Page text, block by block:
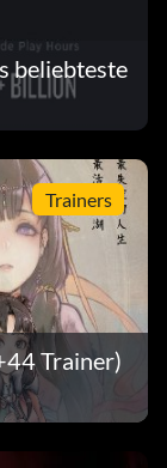
beliebteste
Trainers
Trainer)